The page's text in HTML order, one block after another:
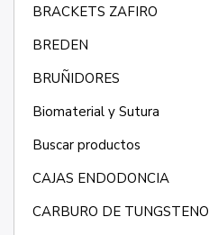
BRACKETS ZAFIRO
BREDEN
BRUÑIDORES
Biomaterial y Sutura
Buscar productos
CAJAS ENDODONCIA
CARBURO DE TUNGSTENO